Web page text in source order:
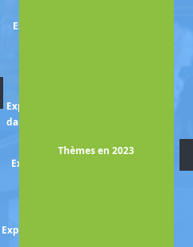
Exposition Chana ORLOFF
Exposition Paula PADANI -La
danse migrante : Hambourg,
Exposition YAN PEI-MING /
Exposition Charlote PERRIAND
Thèmes en 2023